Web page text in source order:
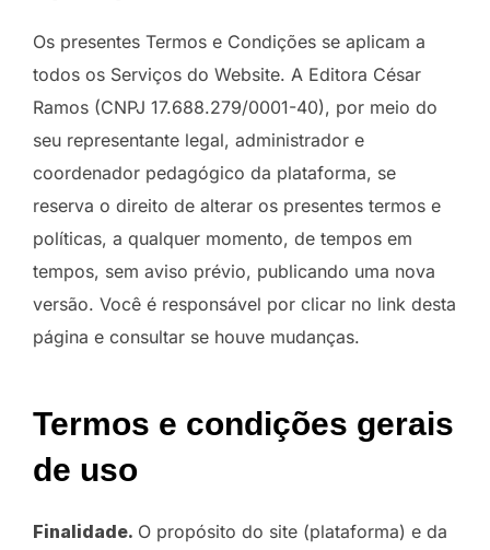
Os presentes Termos e Condições se aplicam a
todos os Serviços do Website. A Editora César
Ramos (CNPJ 17.688.279/0001-40), por meio do
seu representante legal, administrador e
coordenador pedagógico da plataforma, se
reserva o direito de alterar os presentes termos e
políticas, a qualquer momento, de tempos em
tempos, sem aviso prévio, publicando uma nova
versão. Você é responsável por clicar no link desta
página e consultar se houve mudanças.
Termos e condições gerais
de uso
Finalidade. O propósito do site (plataforma) e da